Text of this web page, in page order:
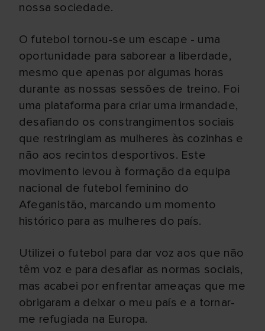
nossa sociedade.
O futebol tornou-se um escape - uma
oportunidade para saborear a liberdade,
mesmo que apenas por algumas horas
durante as nossas sessões de treino. Foi
uma plataforma para criar uma irmandade,
desafiando os constrangimentos sociais
que restringiam as mulheres às cozinhas e
não aos recintos desportivos. Este
movimento levou à formação da equipa
nacional de futebol feminino do
Afeganistão, marcando um momento
histórico para as mulheres do país.
Utilizei o futebol para dar voz aos que não
têm voz e para desafiar as normas sociais,
mas acabei por enfrentar ameaças que me
obrigaram a deixar o meu país e a tornar-
me refugiada na Europa.